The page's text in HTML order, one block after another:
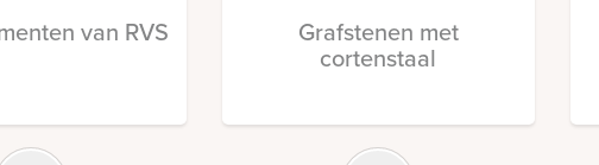
van RVS Grafstenen met
cortenstaal